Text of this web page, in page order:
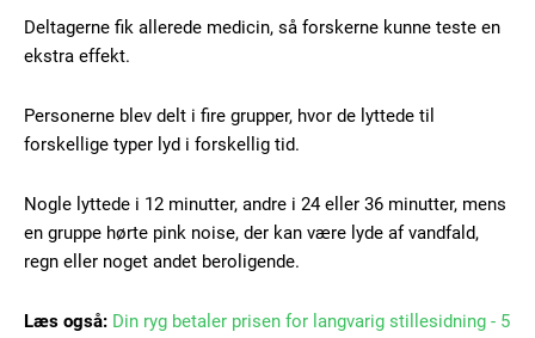
Deltagerne fik allerede medicin, så forskerne kunne teste en
ekstra effekt.
Personerne blev delt i fire grupper, hvor de lyttede til
forskellige typer lyd i forskellig tid.
Nogle lyttede i 12 minutter, andre i 24 eller 36 minutter, mens
en gruppe hørte pink noise, der kan være lyde af vandfald,
regn eller noget andet beroligende.
Læs også: Din ryg betaler prisen for langvarig stillesidning - 5